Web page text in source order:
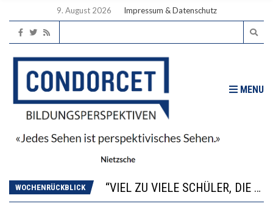
9. August 2026 Impressum & Datenschutz
MENU
WOCHENRÜCKBLICK
“VIEL ZU VIELE SCHÜLER, DIE GEMESSEN AN IHREN FÄHIGKEITEN GAR NICHT ANS GYMNASIUM GEHÖREN”
DIE GANZE HILFLOSIGKEIT DES BILDUNGSBÜRGERTUMS